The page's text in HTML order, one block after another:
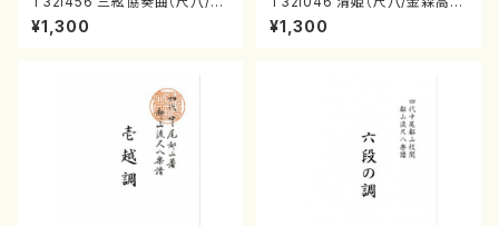
能島欣一/楽譜）都山流公刊楽譜
曲番:2164
¥1,300
山/楽譜）都山流公刊楽譜曲番：
45
¥1,300